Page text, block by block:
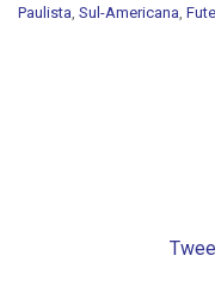
Paulista Sul-Americana